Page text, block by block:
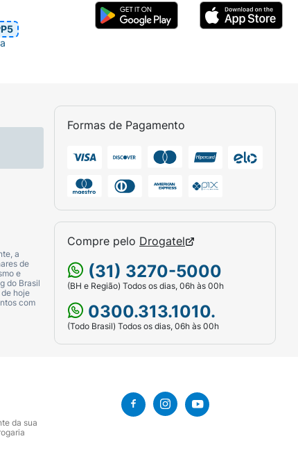
a
de
e
do Brasil
hoje
com
Formas de Pagamento
Compre pelo Drogatel
(31) 3270-5000
(BH e Região) Todos os dias, 06h às 00h
0300.313.1010.
(Todo Brasil) Todos os dias, 06h às 00h
da sua